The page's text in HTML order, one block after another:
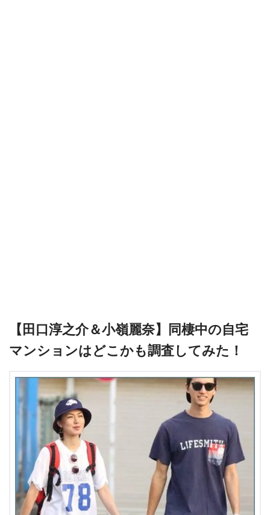
【田口淳之介＆小嶺麗奈】同棲中の自宅
マンションはどこかも調査してみた！